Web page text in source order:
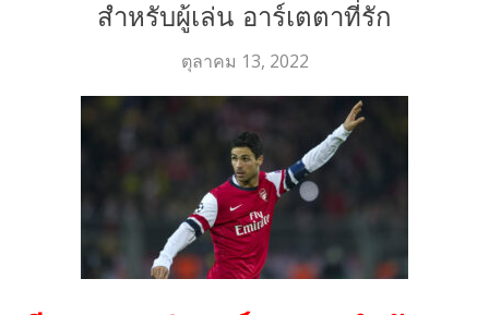
สำหรับผู้เล่น อาร์เตตาที่รัก
ตุลาคม 13, 2022